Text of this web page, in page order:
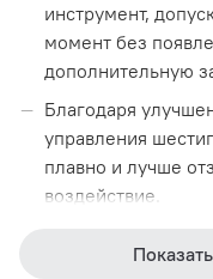
инструмент,
момент без
дополнительную
Благодаря
управления
плавно и лучше
воздействие.